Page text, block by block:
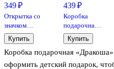
Коробка подарочная
оформить детский подарок,
349 ₽
Открытка со
значком
Корги
Поздравляю!
(15х11)
(конверт)
Купить
439 ₽
Коробка
подарочная
"Геометрия"
15.5*15.5*6.5,
картон
Купить